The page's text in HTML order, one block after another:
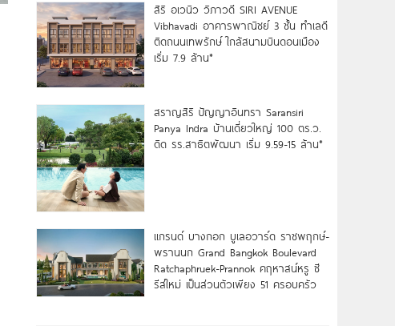
สิริ อเวนิว วิภาวดี SIRI AVENUE
Vibhavadi อาคารพาณิชย์ 3 ชั้น ทำเลดี
ติดถนนเทพรักษ์ ใกล้สนามบินดอนเมือง
เริ่ม 7.9 ล้าน*
สราญสิริ ปัญญาอินทรา Saransiri
Panya Indra บ้านเดี่ยวใหญ่ 100 ตร.ว.
ดิด รร.สาธิตพัฒนา เริ่ม 9.59-15 ล้าน*
แกรนด์ บางกอก บูเลอวาร์ด ราชพฤกษ์-
พรานนก Grand Bangkok Boulevard
Ratchaphruek-Prannok คฤหาสน์หรู ซี
รีส์ใหม่ เป็นส่วนตัวเพียง 51 ครอบครัว